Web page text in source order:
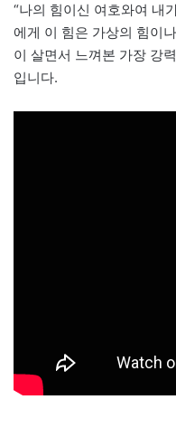
“나의 힘이신 여호와여 내
에게 이 힘은 가상의 힘이
이 살면서 느껴본 가장 강
입니다.